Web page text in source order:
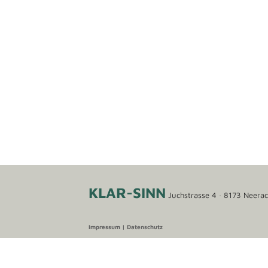
​KLAR-SINN ​Juchstrasse 4 · 8173
Impressum | Datenschutz